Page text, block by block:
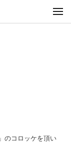
のコロッケを頂い